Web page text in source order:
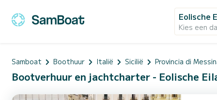
Eolische
Kies een
Samboat Boothuur Italië Sicilië Provincia di
Bootverhuur en jachtcharter - Eolische